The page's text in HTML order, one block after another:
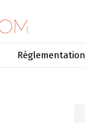
Réglementation